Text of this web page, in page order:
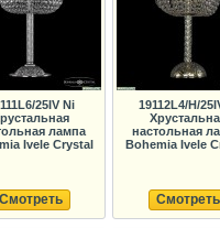
25IV Ni
лампа
Ivele Crystal
Смотреть
19112L4/H/
настольная
Bohemia Ivele
Смотреть